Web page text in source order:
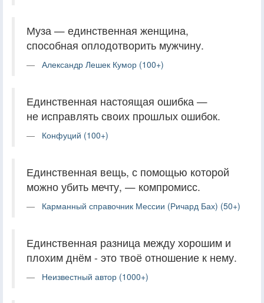
Муза — единственная женщина,
способная оплодотворить мужчину.
Александр Лешек Кумор (100+)
Единственная настоящая ошибка —
не исправлять своих прошлых ошибок.
Конфуций (100+)
Единственная вещь, с помощью которой
можно убить мечту, — компромисс.
Карманный справочник Мессии (Ричард Бах) (50+)
Единственная разница между хорошим и
плохим днём - это твоё отношение к нему.
Неизвестный автор (1000+)